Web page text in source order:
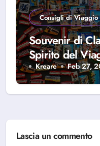
Consigli di Viaggio
Souvenir di
Spirito del
Kreare Feb 27,
Lascia un commento